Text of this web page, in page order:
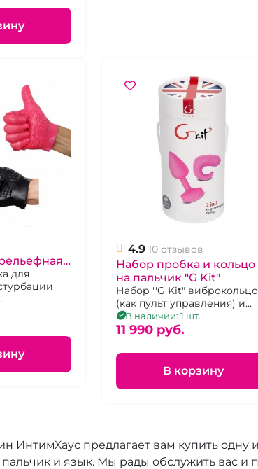
для
4.9 10 отзывов
Набор пробка и кольцо
на пальчик "G Kit"
Набор ''G Kit" виброкольцо
(как пульт управления) и
анальная вибропробочка.
В наличии: 1 шт.
11 990 pуб.
В корзину
ИнтимХаус предлагает вам купить
и язык. Мы рады обслужить вас и